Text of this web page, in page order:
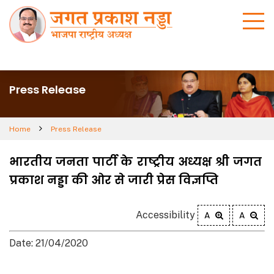
Press Release
Home Press Release
भारतीय जनता पार्टी के राष्ट्रीय अध्यक्ष श्री जगत
प्रकाश नड्डा की ओर से जारी प्रेस विज्ञप्ति
Accessibility A A
Date: 21/04/2020